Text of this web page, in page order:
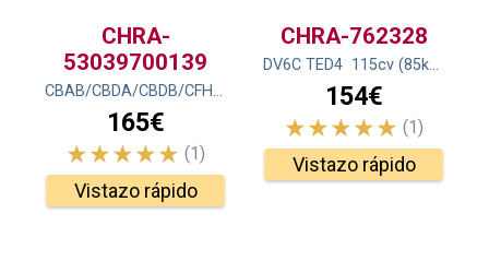
CHRA-
53039700139
CBAB/CBDA/CBDB/CFHC kw)
165€
(1)
Vistazo rápido
CHRA-762328
DV6C TED4 115cv (85kw
154€
(1)
Vistazo rápido